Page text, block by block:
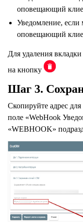
оповещающий
Уведомление, если
оповещающий
Для удаления
на кнопку
Шаг 3.
Скопируйте адрес
поле «WebHook
«WEBHOOK»